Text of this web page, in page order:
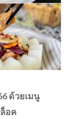
ด้วยเมนู
อค